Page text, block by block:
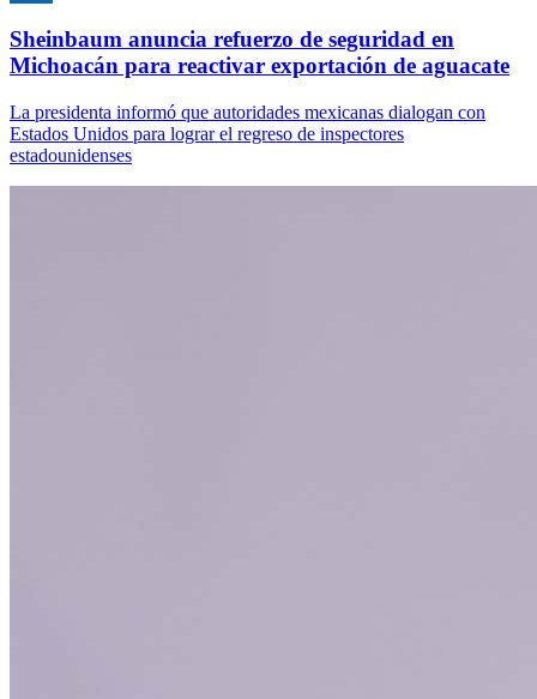
Sheinbaum anuncia refuerzo de seguridad en
Michoacán para reactivar exportación de aguacate
La presidenta informó que autoridades mexicanas dialogan con
Estados Unidos para lograr el regreso de inspectores
estadounidenses